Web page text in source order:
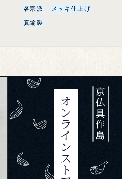
各宗派
メッキ仕上げ
真鍮製